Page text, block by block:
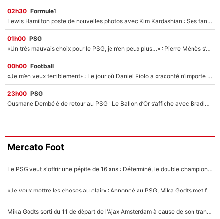
02h30 Formule1
Lewis Hamilton poste de nouvelles photos avec Kim Kardashian : Ses fans le voient déjà redevenir champion du monde de F1 grâce à elle !
01h00 PSG
«Un très mauvais choix pour le PSG, je n’en peux plus…» : Pierre Ménès s’est complètement trompé avec Luis Enrique et ces déclarations le prouvent !
00h00 Football
«Je m’en veux terriblement» : Le jour où Daniel Riolo a «raconté n’importe quoi» dans l'After Foot !
23h00 PSG
Ousmane Dembélé de retour au PSG : Le Ballon d’Or s’affiche avec Bradley Barcola en plein cœur du feuilleton sur son départ !
Mercato Foot
Le PSG veut s'offrir une pépite de 16 ans : Déterminé, le double champion d'Europe en titre est prêt à lâcher 40M€ pour celui que l'on compare déjà à Vinicius Jr !
«Je veux mettre les choses au clair» : Annoncé au PSG, Mika Godts met fin au suspense et éteint la polémique sur son transfert !
Mika Godts sorti du 11 de départ de l'Ajax Amsterdam à cause de son transfert imminent vers le PSG ? Son agent répond cash !